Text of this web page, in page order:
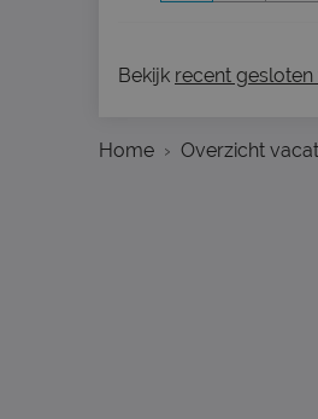
Bekijk recent
Home Overzicht